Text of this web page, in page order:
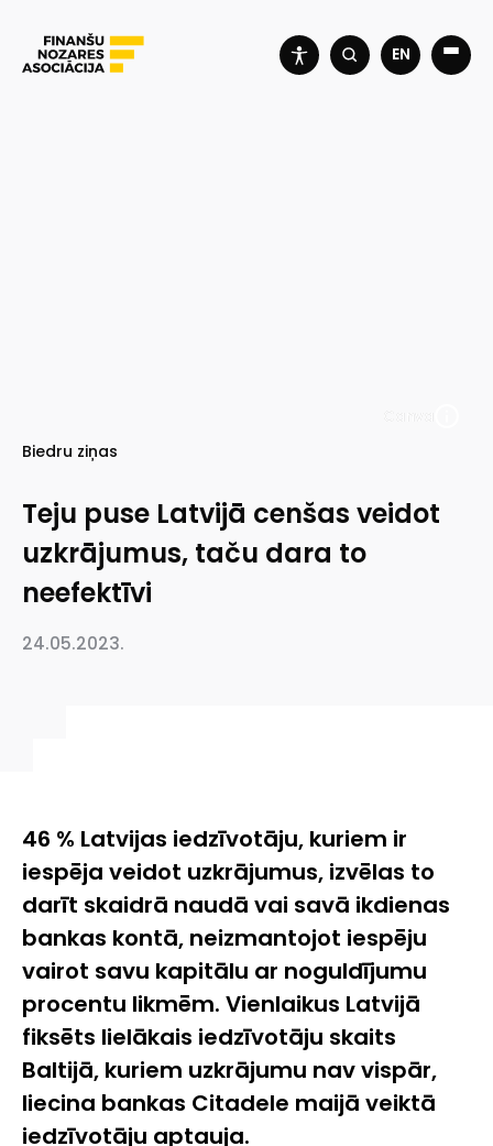
EN
Biedru ziņas
Teju puse Latvijā cenšas veidot
uzkrājumus, taču dara to
neefektīvi
24.05.2023.
46 % Latvijas iedzīvotāju, kuriem ir
iespēja veidot uzkrājumus, izvēlas to
darīt skaidrā naudā vai savā ikdienas
bankas kontā, neizmantojot iespēju
vairot savu kapitālu ar noguldījumu
procentu likmēm. Vienlaikus Latvijā
fiksēts lielākais iedzīvotāju skaits
Baltijā, kuriem uzkrājumu nav vispār,
liecina bankas Citadele maijā veiktā
iedzīvotāju aptauja.